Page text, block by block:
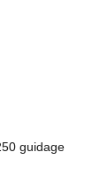
guidage